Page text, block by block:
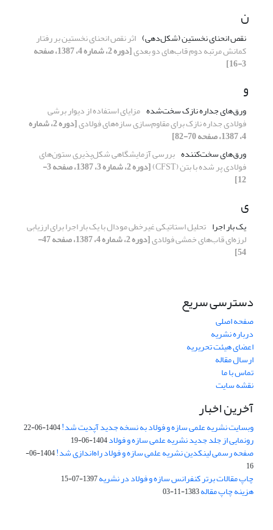
ن
نقص انحنای نخستین (شکل‌دهی) اثر نقص انحنای نخستین بر رفتار
کمانش مرتبه دوم قاب‌های دو بعدی [دوره 2، شماره 4، 1387، صفحه
3-16]
و
ورق‌های جداره نازک سخت‌شده مزایای استفاده از دیوار برشی
فولادی جداره نازک برای مقاوم‌سازی سازه‌های فولادی [دوره 2، شماره
4، 1387، صفحه 70-82]
ورق‌های سخت‌کننده بررسی آزمایشگاهی شکل‌پذیری ستون‌های
فولادی پر شده با بتن (CFST) [دوره 2، شماره 3، 1387، صفحه 3-
12]
ی
یک بار اجرا تحلیل استاتیکی غیرخطی مودال با یک بار اجرا برای ارزیابی
لرزه‌ای قاب‌های خمشی فولادی [دوره 2، شماره 4، 1387، صفحه 47-
54]
دسترسی سریع
صفحه اصلی
درباره نشریه
اعضای هیئت تحریریه
ارسال مقاله
تماس با ما
نقشه سایت
آخرین اخبار
وبسایت نشریه علمی سازه و فولاد به نسخه جدید آپدیت شد!1404-06-22
رونمایی از جلد جدید نشریه علمی سازه و فولاد1404-06-19
صفحه رسمی لینکدین نشریه علمی سازه و فولاد راه‌اندازی شد!
1404-06-
16
چاپ مقالات برتر کنفرانس سازه و فولاد در نشریه1397-07-15
هزینه چاپ مقاله1383-11-03